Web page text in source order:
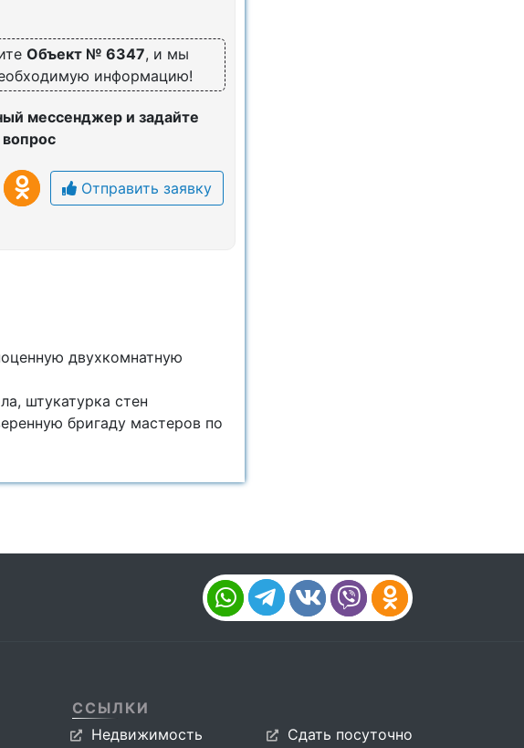
Объект № 6347, и мы
информацию!
мессенджер и задайте
вопрос
Отправить заявку
двухкомнатную
штукатурка стен
бригаду мастеров по
ССЫЛКИ
Недвижимость
Сдать посуточно